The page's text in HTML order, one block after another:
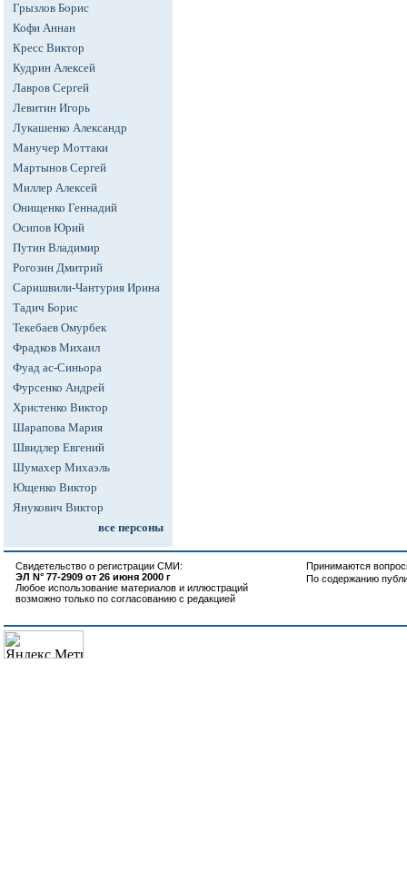
Грызлов Борис
Кофи Аннан
Кресс Виктор
Кудрин Алексей
Лавров Сергей
Левитин Игорь
Лукашенко Александр
Манучер Моттаки
Мартынов Сергей
Миллер Алексей
Онищенко Геннадий
Осипов Юрий
Путин Владимир
Рогозин Дмитрий
Саришвили-Чантурия Ирина
Тадич Борис
Текебаев Омурбек
Фрадков Михаил
Фуад ас-Синьора
Фурсенко Андрей
Христенко Виктор
Шарапова Мария
Швидлер Евгений
Шумахер Михаэль
Ющенко Виктор
Янукович Виктор
все персоны
Свидетельство о регистрации СМИ:
ЭЛ N° 77-2909 от 26 июня 2000 г
Любое использование материалов и иллюстраций
возможно только по согласованию с редакцией
Принимаются
По содержанию